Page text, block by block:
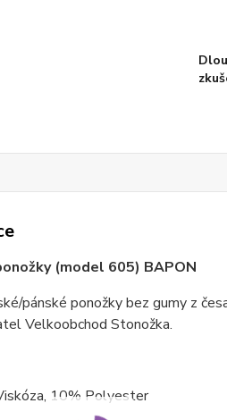
(model 605) BAPON
pánské ponožky bez gumy z
Velkoobchod Stonožka.
10% Polyester